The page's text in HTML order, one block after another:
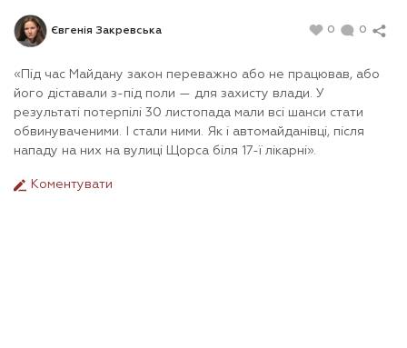
Євгенія Закревська 0 0
«Під час Майдану закон переважно або не працював, або
його діставали з-під поли — для захисту влади. У
результаті потерпілі 30 листопада мали всі шанси стати
обвинуваченими. І стали ними. Як і автомайданівці, після
нападу на них на вулиці Щорса біля 17-ї лікарні».
Коментувати